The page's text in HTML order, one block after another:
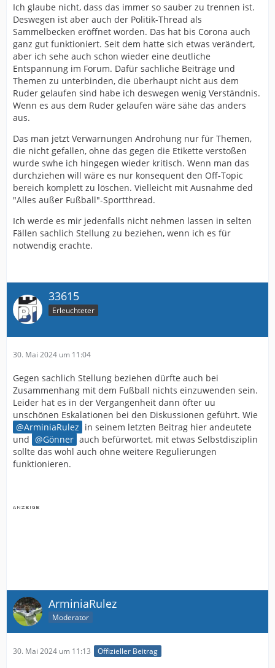
Ich glaube nicht, dass das immer so sauber zu trennen ist.
Deswegen ist aber auch der Politik-Thread als
Sammelbecken eröffnet worden. Das hat bis Corona auch
ganz gut funktioniert. Seit dem hatte sich etwas verändert,
aber ich sehe auch schon wieder eine deutliche
Entspannung im Forum. Dafür sachliche Beiträge und
Themen zu unterbinden, die überhaupt nicht aus dem
Ruder gelaufen sind habe ich deswegen wenig Verständnis.
Wenn es aus dem Ruder gelaufen wäre sähe das anders
aus.
Das man jetzt Verwarnungen Androhung nur für Themen,
die nicht gefallen, ohne das gegen die Etikette verstoßen
wurde swhe ich hingegen wieder kritisch. Wenn man das
durchziehen will wäre es nur konsequent den Off-Topic
bereich komplett zu löschen. Vielleicht mit Ausnahme ded
"Alles außer Fußball"-Sportthread.
Ich werde es mir jedenfalls nicht nehmen lassen in selten
Fällen sachlich Stellung zu beziehen, wenn ich es für
notwendig erachte.
33615
Erleuchteter
30. Mai 2024 um 11:04
Gegen sachlich Stellung beziehen dürfte auch bei
Zusammenhang mit dem Fußball nichts einzuwenden sein.
Leider hat es in der Vergangenheit dann öfter uu
unschönen Eskalationen bei den Diskussionen geführt. Wie
ArminiaRulez in seinem letzten Beitrag hier andeutete
und
Gönner auch befürwortet, mit etwas Selbstdisziplin
sollte das wohl auch ohne weitere Regulierungen
funktionieren.
ArminiaRulez
Moderator
30. Mai 2024 um 11:13 Offizieller Beitrag